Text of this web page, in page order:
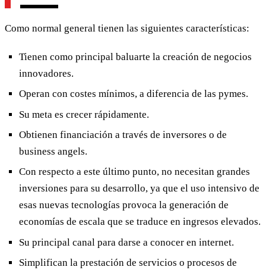
Como normal general tienen las siguientes características:
Tienen como principal baluarte la creación de negocios
innovadores.
Operan con costes mínimos, a diferencia de las pymes.
Su meta es crecer rápidamente.
Obtienen financiación a través de inversores o de
business angels.
Con respecto a este último punto, no necesitan grandes
inversiones para su desarrollo, ya que el uso intensivo de
esas nuevas tecnologías provoca la generación de
economías de escala que se traduce en ingresos elevados.
Su principal canal para darse a conocer en internet.
Simplifican la prestación de servicios o procesos de